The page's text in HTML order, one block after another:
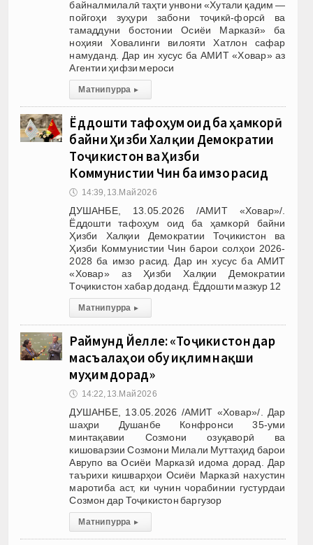
байналмилалӣ таҳти унвони «Хутали қадим —
пойгоҳи зуҳури забони тоҷикӣ-форсӣ ва
тамаддуни бостонии Осиёи Марказӣ» ба
ноҳияи Ховалинги вилояти Хатлон сафар
намуданд. Дар ин хусус ба АМИТ «Ховар» аз
Агентии ҳифзи мероси
Матни пурра ▸
Ёддошти тафоҳум оид ба ҳамкорӣ
байни Ҳизби Халқии Демократии
Тоҷикистон ва Ҳизби
Коммунистии Чин ба имзо расид
🕔 14:39, 13.Май 2026
ДУШАНБЕ, 13.05.2026 /АМИТ «Ховар»/.
Ёддошти тафоҳум оид ба ҳамкорӣ байни
Ҳизби Халқии Демократии Тоҷикистон ва
Ҳизби Коммунистии Чин барои солҳои 2026-
2028 ба имзо расид. Дар ин хусус ба АМИТ
«Ховар» аз Ҳизби Халқии Демократии
Тоҷикистон хабар доданд. Ёддошти мазкур 12
Матни пурра ▸
Раймунд Йелле: «Тоҷикистон дар
масъалаҳои обу иқлим нақши
муҳим дорад»
🕔 14:22, 13.Май 2026
ДУШАНБЕ, 13.05.2026 /АМИТ «Ховар»/. Дар
шаҳри Душанбе Конфронси 35-уми
минтақавии Созмони озуқаворӣ ва
кишоварзии Созмони Милали Муттаҳид барои
Аврупо ва Осиёи Марказӣ идома дорад. Дар
таърихи кишварҳои Осиёи Марказӣ нахустин
маротиба аст, ки чунин чорабинии густурдаи
Созмон дар Тоҷикистон баргузор
Матни пурра ▸